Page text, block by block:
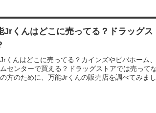
Jrくんはどこに売ってる？ドラッグス
くんはどこに売ってる？カインズやビバホーム
センターで買える？ドラッグストアでは売って
方のために、万能Jrくんの販売店を調べてみまし